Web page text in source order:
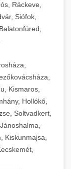
Ráckeve,
Siófok,
Kismaros,
Hollókő,
Soltvadkert,
Kiskunmajsa,